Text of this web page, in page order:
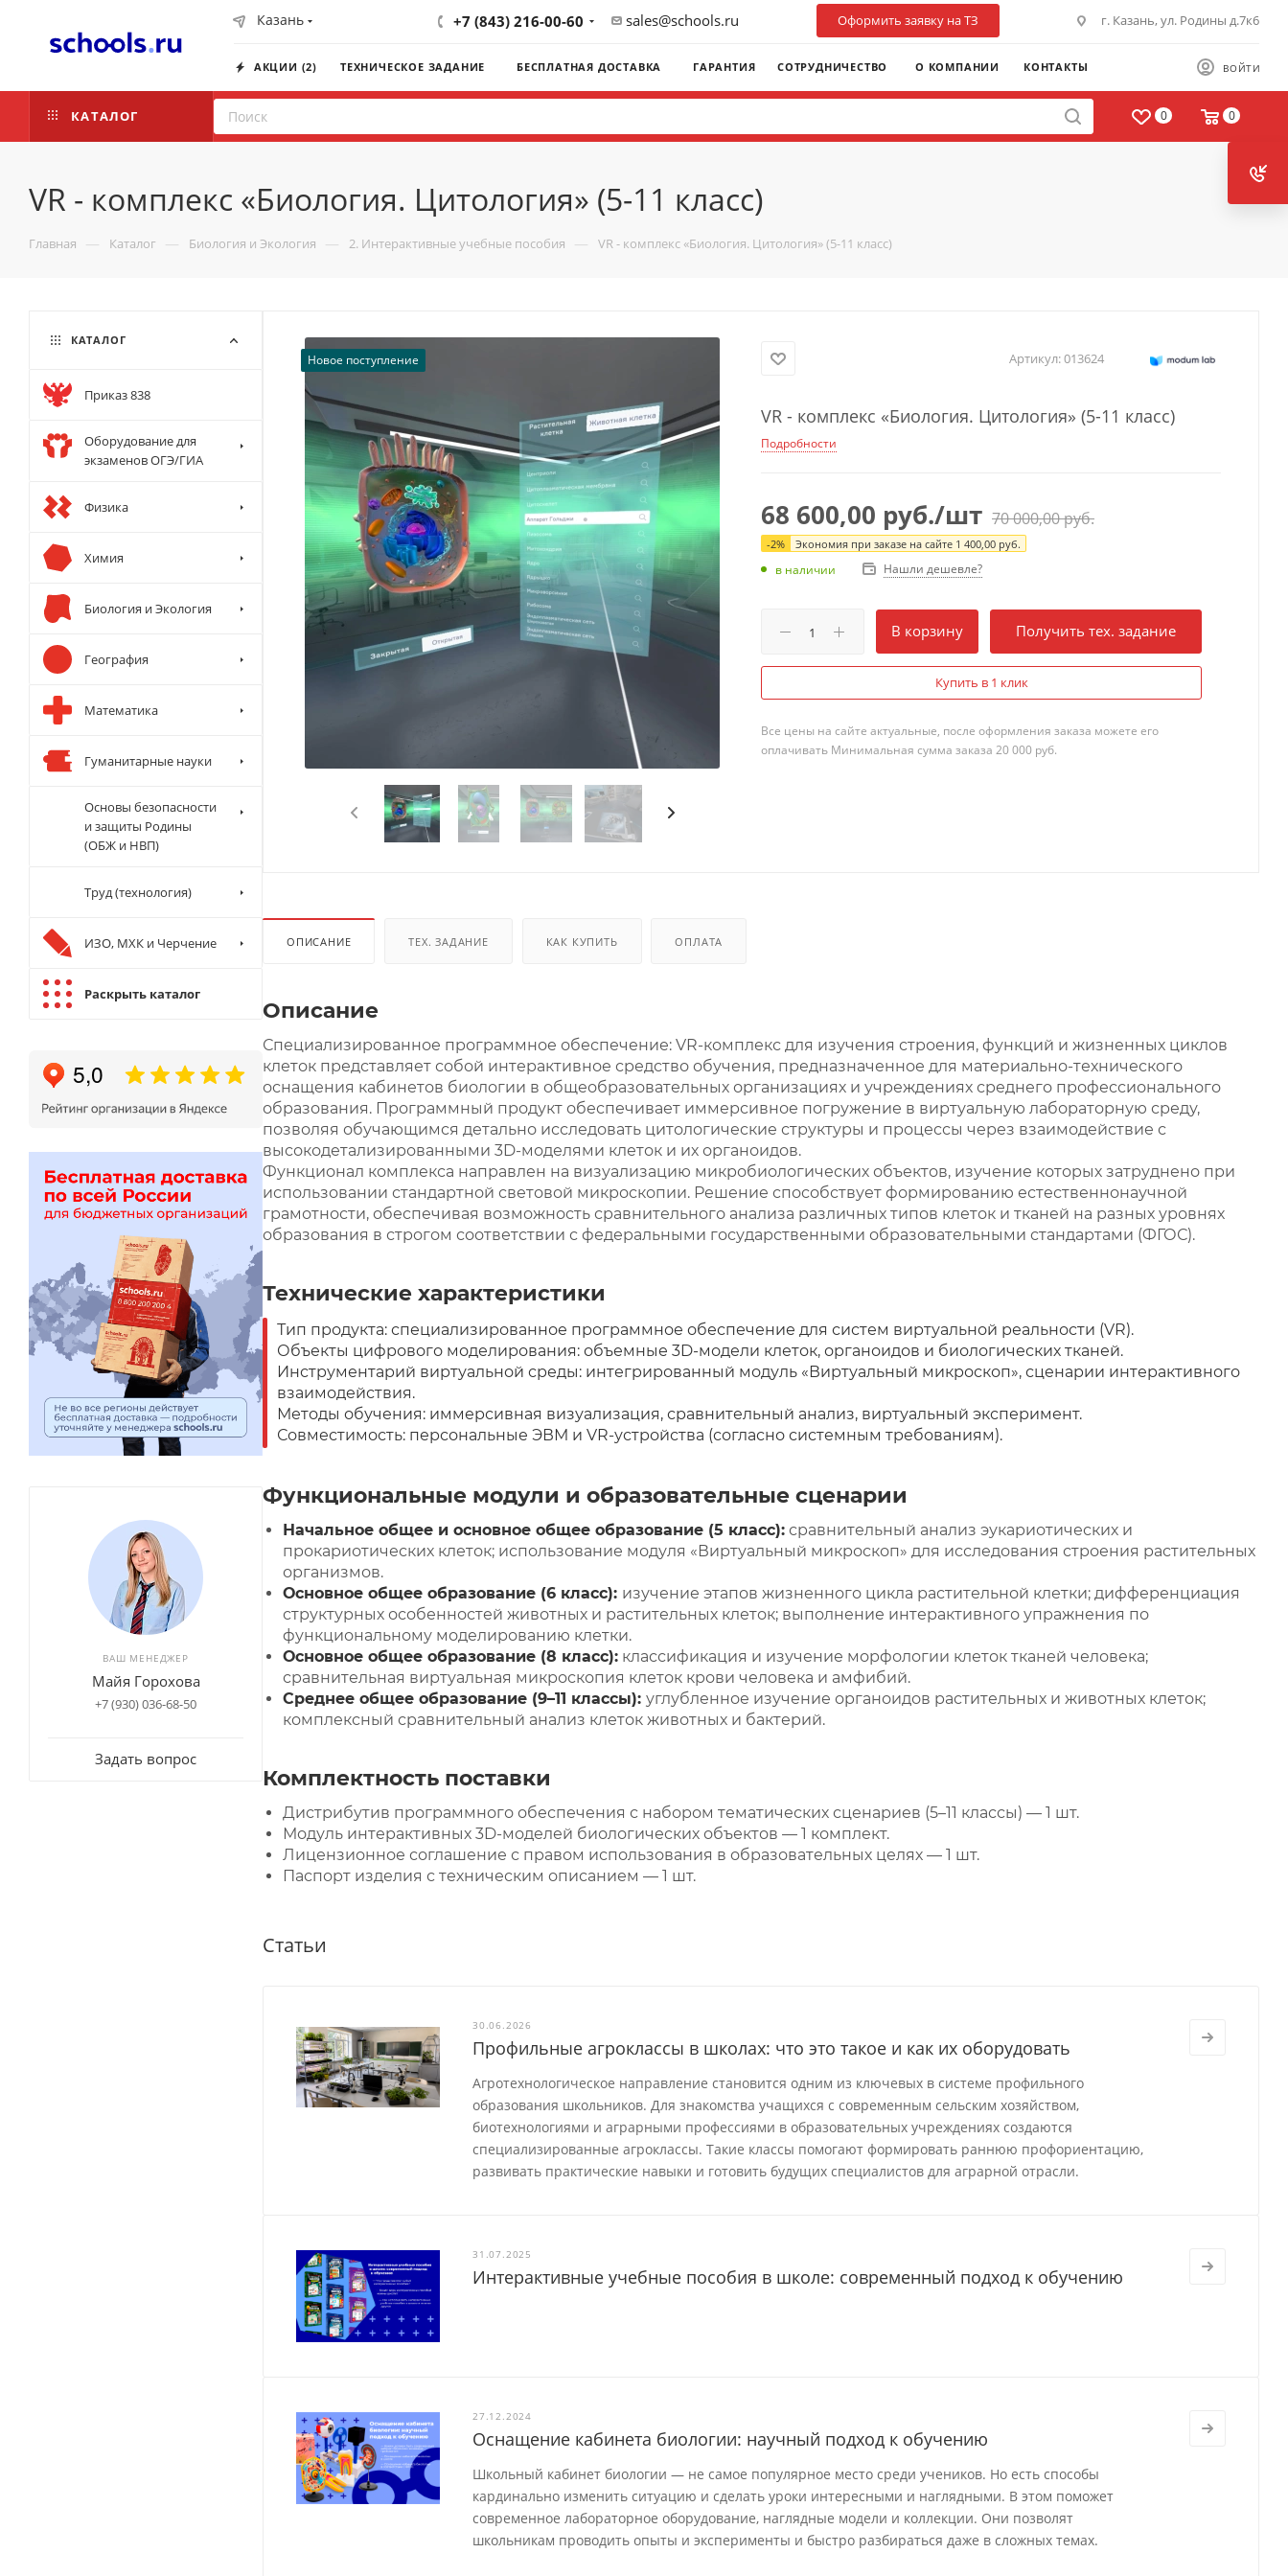
Казань +7 (843) 216-00-60 sales@schools.ru Оформить заявку на ТЗ г. Казань, ул. Родины д.7к6
ВОЙТИ
АКЦИИ (2) ТЕХНИЧЕСКОЕ ЗАДАНИЕ БЕСПЛАТНАЯ ДОСТАВКА ГАРАНТИЯ СОТРУДНИЧЕСТВО О КОМПАНИИ КОНТАКТЫ
0 0
КАТАЛОГ
VR - комплекс «Биология. Цитология» (5-11 класс)
Главная — Каталог — Биология и Экология — 2. Интерактивные учебные пособия — VR - комплекс «Биология. Цитология» (5-11 класс)
Новое поступление Артикул:013624
VR - комплекс «Биология. Цитология» (5-11 класс)
Подробности
68 600,00 руб./шт 70 000,00руб.
-2% Экономия при заказе на сайте 1 400,00 руб.
в наличии Нашли дешевле?
В корзину Получить тех. задание
Купить в 1 клик
Все цены на сайте актуальные, после оформления заказа можете его
оплачивать Минимальная сумма заказа 20 000 руб.
ОПИСАНИЕ ТЕХ. ЗАДАНИЕ КАК КУПИТЬ ОПЛАТА
Описание
Специализированное программное обеспечение: VR-комплекс для изучения строения, функций и жизненных циклов
клеток представляет собой интерактивное средство обучения, предназначенное для материально-технического
оснащения кабинетов биологии в общеобразовательных организациях и учреждениях среднего профессионального
образования. Программный продукт обеспечивает иммерсивное погружение в виртуальную лабораторную среду,
позволяя обучающимся детально исследовать цитологические структуры и процессы через взаимодействие с
высокодетализированными 3D-моделями клеток и их органоидов.
Функционал комплекса направлен на визуализацию микробиологических объектов, изучение которых затруднено при
использовании стандартной световой микроскопии. Решение способствует формированию естественнонаучной
грамотности, обеспечивая возможность сравнительного анализа различных типов клеток и тканей на разных уровнях
образования в строгом соответствии с федеральными государственными образовательными стандартами (ФГОС).
Технические характеристики
Тип продукта: специализированное программное обеспечение для систем виртуальной реальности (VR).
Объекты цифрового моделирования: объемные 3D-модели клеток, органоидов и биологических тканей.
Инструментарий виртуальной среды: интегрированный модуль «Виртуальный микроскоп», сценарии интерактивного
взаимодействия.
Методы обучения: иммерсивная визуализация, сравнительный анализ, виртуальный эксперимент.
Совместимость: персональные ЭВМ и VR-устройства (согласно системным требованиям).
Функциональные модули и образовательные сценарии
Начальное общее и основное общее образование (5 класс): сравнительный анализ эукариотических и
прокариотических клеток; использование модуля «Виртуальный микроскоп» для исследования строения растительных
организмов.
Основное общее образование (6 класс): изучение этапов жизненного цикла растительной клетки; дифференциация
структурных особенностей животных и растительных клеток; выполнение интерактивного упражнения по
функциональному моделированию клетки.
Основное общее образование (8 класс): классификация и изучение морфологии клеток тканей человека;
сравнительная виртуальная микроскопия клеток крови человека и амфибий.
Среднее общее образование (9–11 классы): углубленное изучение органоидов растительных и животных клеток;
комплексный сравнительный анализ клеток животных и бактерий.
Комплектность поставки
Дистрибутив программного обеспечения с набором тематических сценариев (5–11 классы) — 1 шт.
Модуль интерактивных 3D-моделей биологических объектов — 1 комплект.
Лицензионное соглашение с правом использования в образовательных целях — 1 шт.
Паспорт изделия с техническим описанием — 1 шт.
Статьи
30.06.2026
Профильные агроклассы в школах: что это такое и как их оборудовать
Агротехнологическое направление становится одним из ключевых в системе профильного
образования школьников. Для знакомства учащихся с современным сельским хозяйством,
биотехнологиями и аграрными профессиями в образовательных учреждениях создаются
специализированные агроклассы. Такие классы помогают формировать раннюю профориентацию,
развивать практические навыки и готовить будущих специалистов для аграрной отрасли.
31.07.2025
Интерактивные учебные пособия в школе: современный подход к обучению
27.12.2024
Оснащение кабинета биологии: научный подход к обучению
Школьный кабинет биологии — не самое популярное место среди учеников. Но есть способы
кардинально изменить ситуацию и сделать уроки интересными и наглядными. В этом поможет
современное лабораторное оборудование, наглядные модели и коллекции. Они позволят
школьникам проводить опыты и эксперименты и быстро разбираться даже в сложных темах.
КАТАЛОГ
Приказ 838
Оборудование для
экзаменов ОГЭ/ГИА
Физика
Химия
Биология и Экология
География
Математика
Гуманитарные науки
Основы безопасности
и защиты Родины
(ОБЖ и НВП)
Труд (технология)
ИЗО, МХК и Черчение
Раскрыть каталог
ВАШ МЕНЕДЖЕР
Майя Горохова
+7 (930) 036-68-50
Задать вопрос